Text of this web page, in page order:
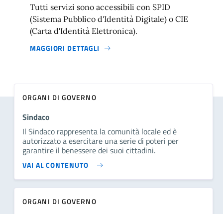
Tutti servizi sono accessibili con SPID
(Sistema Pubblico d'Identità Digitale) o CIE
(Carta d'Identità Elettronica).
MAGGIORI DETTAGLI
ORGANI DI GOVERNO
Sindaco
Il Sindaco rappresenta la comunità locale ed è
autorizzato a esercitare una serie di poteri per
garantire il benessere dei suoi cittadini.
VAI AL CONTENUTO
ORGANI DI GOVERNO